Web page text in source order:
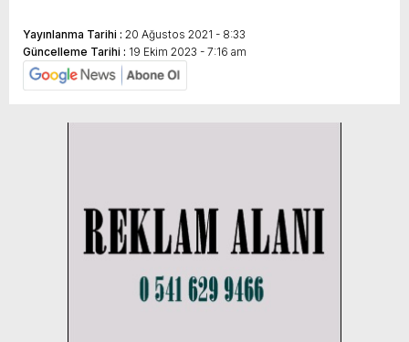
Yayınlanma Tarihi : 20 Ağustos 2021 - 8:33
Güncelleme Tarihi : 19 Ekim 2023 - 7:16 am